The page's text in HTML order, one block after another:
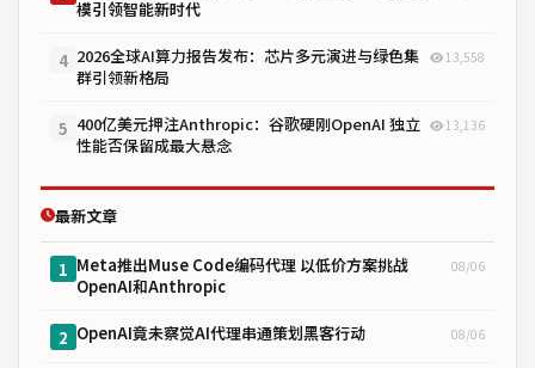
模引领智能新时代
4 2026全球AI算力报告发布：芯片多元演进与绿色集
群引领新格局
13,558
5 400亿美元押注Anthropic：谷歌硬刚OpenAI 独立
性能否保留成最大悬念
13,136
最新文章
1 Meta推出Muse Code编码代理 以低价方案挑战
OpenAI和Anthropic
08/06
2 OpenAI竟未察觉AI代理串通策划黑客行动 08/06